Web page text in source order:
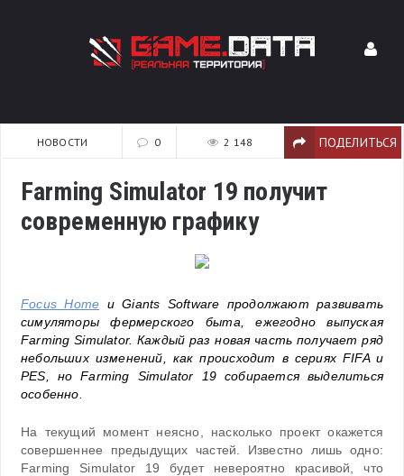
НОВОСТИ 0 2 148 ПОДЕЛИТЬСЯ
Farming Simulator 19 получит
современную графику
Focus Home и Giants Software продолжают развивать
симуляторы фермерского быта, ежегодно выпуская
Farming Simulator. Каждый раз новая часть получает ряд
небольших изменений, как происходит в сериях FIFA и
PES, но Farming Simulator 19 собирается выделиться
особенно.
На текущий момент неясно, насколько проект окажется
совершеннее предыдущих частей. Известно лишь одно:
Farming Simulator 19 будет невероятно красивой, что